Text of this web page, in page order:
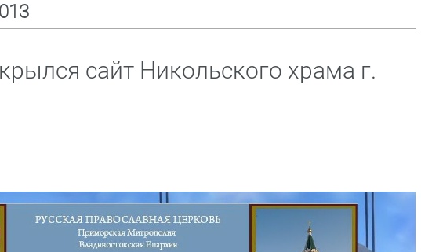
сайт Никольского храма г.